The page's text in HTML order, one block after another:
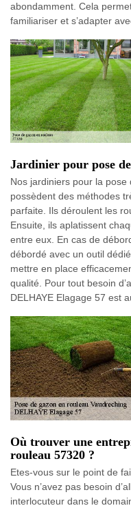
abondamment. Cela
familiariser et s’adapter
Jardinier pour pose
Nos jardiniers pour la
possèdent des méthodes
parfaite. Ils déroulent les
Ensuite, ils aplatissent
entre eux. En cas de
débordé avec un outil
mettre en place
qualité. Pour tout besoin
DELHAYE Elagage 57 est
Où trouver une
rouleau 57320 ?
Etes-vous sur le point de
Vous n’avez pas besoin
interlocuteur dans le